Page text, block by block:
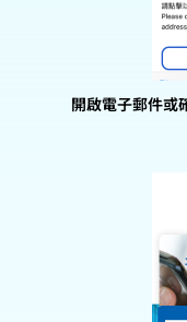
開啟電子郵件或